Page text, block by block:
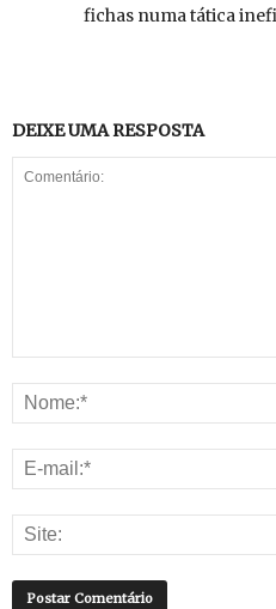
fichas numa tática
DEIXE UMA RESPOSTA